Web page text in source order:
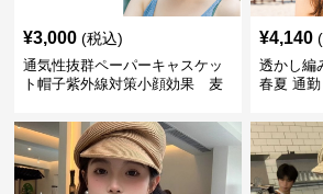
¥3,000 (税込)
通気性抜群ペーパーキャスケッ
ト帽子紫外線対策小顔効果 麦
¥4,140
透かし編
春夏 通